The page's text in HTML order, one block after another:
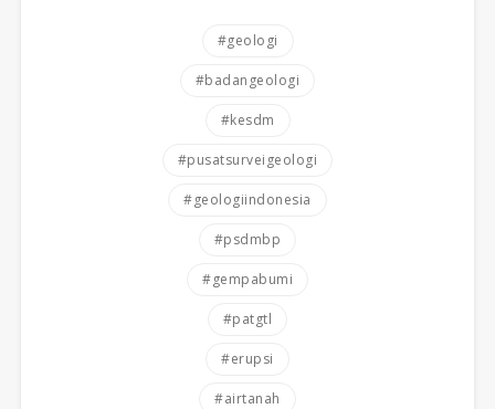
#geologi
#badangeologi
#kesdm
#pusatsurveigeologi
#geologiindonesia
#psdmbp
#gempabumi
#patgtl
#erupsi
#airtanah